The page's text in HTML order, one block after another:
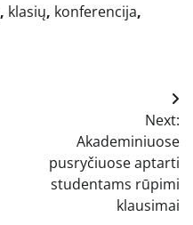
, klasių, konferencija,
Next:
Akademiniuose
pusryčiuose aptarti
studentams rūpimi
klausimai